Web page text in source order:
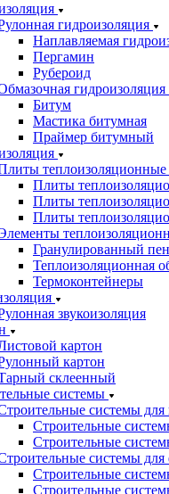
гидроизоляция
Наплавляемая
Пергамин
Рубероид
гидроизоляция
Битум
Мастика битумная
Праймер битумный
теплоизоляционные
Плиты
Плиты
Плиты
Гранулированный
Теплоизоляционная
Термоконтейнеры
звукоизоляция
картон
картон
склеенный
системы
системы для
Строительные
Строительные
системы
Строительные
Строительные